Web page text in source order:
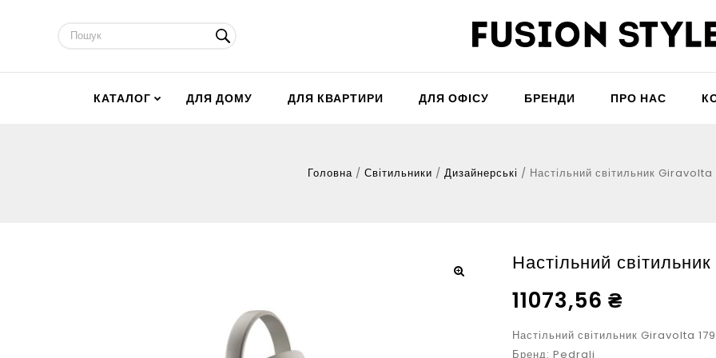
КАТАЛОГ ДЛЯ ДОМУ ДЛЯ КВАРТИРИ ДЛЯ ОФІСУ БРЕНДИ ПРО НАС
Головна/ Світильники / Дизайнерські / Настільний світильник
Настільний
11073,56 ₴
Настільний світильник Giravolta
Бренд: Pedrali